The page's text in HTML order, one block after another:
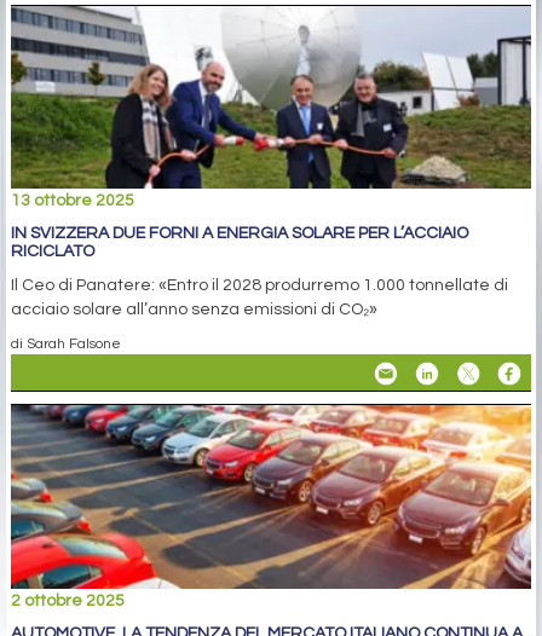
13 ottobre 2025
IN SVIZZERA DUE FORNI A ENERGIA SOLARE PER L’ACCIAIO
RICICLATO
Il Ceo di Panatere: «Entro il 2028 produrremo 1.000 tonnellate di
acciaio solare all’anno senza emissioni di CO₂»
di Sarah Falsone
2 ottobre 2025